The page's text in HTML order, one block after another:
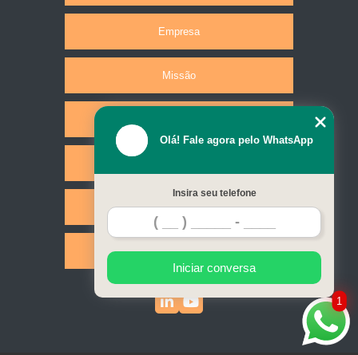
Empresa
Missão
Contato
Mapa do site
1
Olá! Fale agora pelo WhatsApp
Insira seu telefone
Iniciar conversa